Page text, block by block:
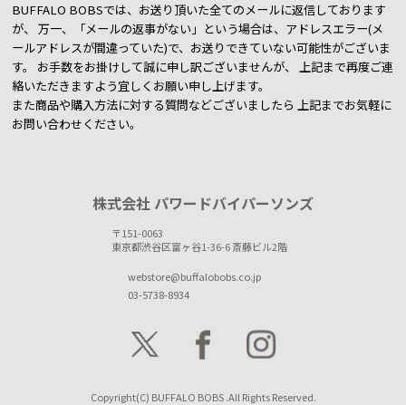
BUFFALO BOBSでは、お送り頂いた全てのメールに返信しております
が、 万一、「メールの返事がない」という場合は、アドレスエラー(メ
ールアドレスが間違っていた)で、お送りできていない可能性がございま
す。 お手数をお掛けして誠に申し訳ございませんが、 上記まで再度ご連
絡いただきますよう宜しくお願い申し上げます。
また商品や購入方法に対する質問などございましたら上記までお気軽に
お問い合わせください。
株式会社 パワードバイパーソンズ
〒151-0063
東京都渋谷区富ヶ谷1-36-6 斎藤ビル2階
webstore@buffalobobs.co.jp
03-5738-8934
Copyright(C) BUFFALO BOBS .All Rights Reserved.